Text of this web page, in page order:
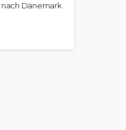
Dänemark